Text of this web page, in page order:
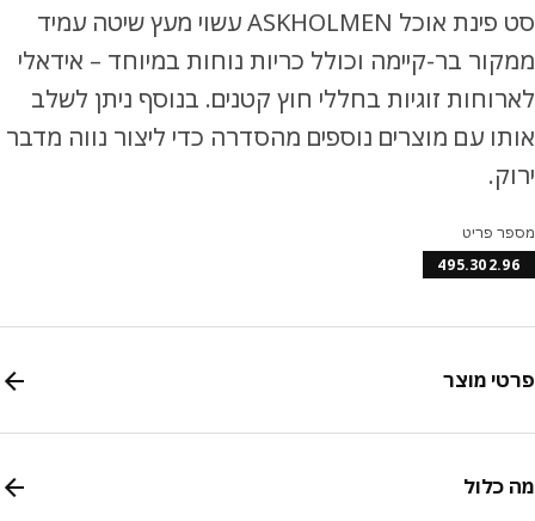
סט פינת אוכל ASKHOLMEN עשוי מעץ שיטה עמיד
בר-קיימה וכולל כריות נוחות במיוחד – אידאלי
זוגיות בחללי חוץ קטנים. בנוסף ניתן לשלב
עם מוצרים נוספים מהסדרה כדי ליצור נווה מדבר
פריט
מוצר